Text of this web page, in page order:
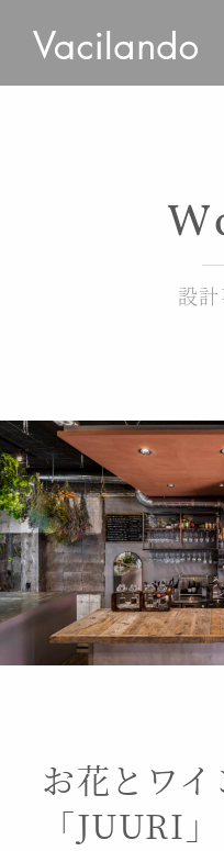
設
お花とワ
「JUURI」